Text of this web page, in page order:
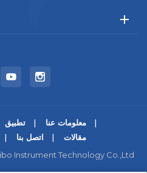
تطبيق
معلومات عنا
اتصل بنا
مقالات